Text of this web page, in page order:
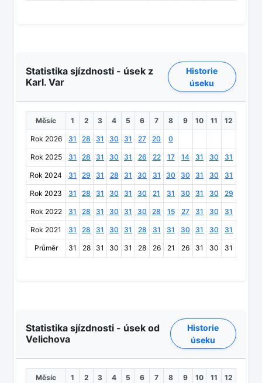
Statistika sjízdnosti - úsek z
Karl. Var
Historie
úseku
Měsíc 1 2 3 4 5 6 7 8 9 10 11 12
Rok 2026 31 28 31 30 31 27 20 0
Rok 2025 31 28 31 30 31 26 22 17 14 31 30 31
Rok 2024 31 29 31 28 31 30 31 30 30 31 30 31
Rok 2023 31 28 31 30 31 30 21 31 30 31 30 29
Rok 2022 31 28 31 30 31 30 28 15 27 31 30 31
Rok 2021 31 28 31 30 31 28 31 31 30 31 30 31
Průměr 31 28 31 30 31 28 26 21 26 31 30 31
Statistika sjízdnosti - úsek od
Velichova
Historie
úseku
Měsíc 1 2 3 4 5 6 7 8 9 10 11 12